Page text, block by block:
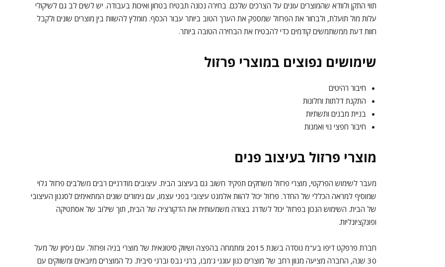
תווי התקן ולוודא שהמוצרים עונים על הצרכים שלכם. בחירה נכונה תבטיח בטחון ואיכות בעבודה. יש לשים לב גם לשיקולי
עלות מול תועלת, ולבחור את הפרזול שמספק את הערך הטוב ביותר עבור הכסף. מומלץ להשוות בין מוצרים שונים ולקבל
חוות דעת ממשתמשים קודמים כדי להבטיח את הבחירה הטובה ביותר.
שימושים נפוצים במוצרי פרזול
חיבור רהיטים
התקנת דלתות וחלונות
בניית מבנים ותשתיות
חיבור חפצי נוי ואמנות
מוצרי פרזול בעיצוב פנים
מעבר לשימוש הפרקטי, מוצרי פרזול משחקים תפקיד חשוב גם בעיצוב הבית. עיצובים מודרניים רבים משלבים פרזול גלוי
שמוסיף למראה הכללי של החדר. פרזול יכול להוות אלמנט עיצובי בפני עצמו, עם גימורים שונים המתאימים לסגנון העיצובי
של הבית. השימוש הנכון בפרזול יכול לשדרג בצורה משמעותית את הדקורציה של הבית, תוך שילוב של אסתטיקה
ופונקציונליות.
חברת פרפקט דיפו בע"מ נוסדה בשנת 2015 ומתמחה בהפצה ושיווק סיטונאית של מוצרי בניה ופרזול. עם ניסיון של מעל
30 שנה, החברה מציעה מגוון רחב של מוצרים כגון עוגני ג'מבו, ברגי גבס וברגי סיבית. כל המוצרים מיובאים ומשווקים עם